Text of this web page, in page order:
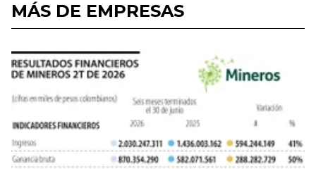
MÁS DE EMPRESAS